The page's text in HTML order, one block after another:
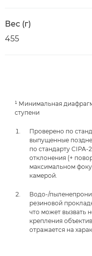
Вес (г)
455
¹ Минимальная
ступени
Проверено по
выпущенные
по стандарту
отклонения (+
максимальном
камерой.
Водо-/
резиновой
что может вызвать
крепления
отражается на